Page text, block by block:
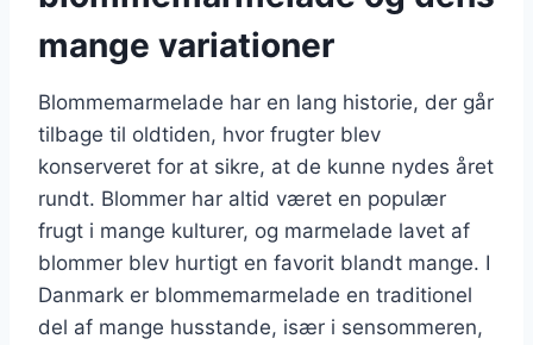
mange variationer
Blommemarmelade har en lang historie, der går
tilbage til oldtiden, hvor frugter blev
konserveret for at sikre, at de kunne nydes året
rundt. Blommer har altid været en populær
frugt i mange kulturer, og marmelade lavet af
blommer blev hurtigt en favorit blandt mange. I
Danmark er blommemarmelade en traditionel
del af mange husstande, især i sensommeren,